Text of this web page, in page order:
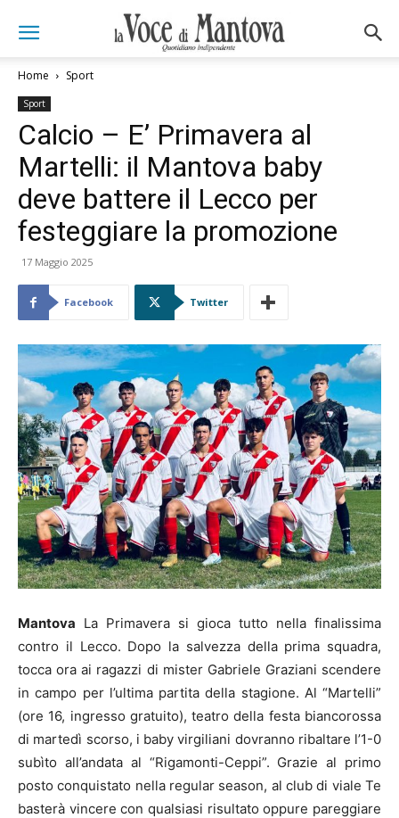
Home Sport
Sport
Calcio – E’ Primavera al
Martelli: il Mantova baby
deve battere il Lecco per
festeggiare la promozione
17 Maggio 2025
Facebook Twitter
Mantova La Primavera si gioca tutto nella finalissima
contro il Lecco. Dopo la salvezza della prima squadra,
tocca ora ai ragazzi di mister Gabriele Graziani scendere
in campo per l’ultima partita della stagione. Al “Martelli”
(ore 16, ingresso gratuito), teatro della festa biancorossa
di martedì scorso, i baby virgiliani dovranno ribaltare l’1-0
subìto all’andata al “Rigamonti-Ceppi”. Grazie al primo
posto conquistato nella regular season, al club di viale Te
basterà vincere con qualsiasi risultato oppure pareggiare